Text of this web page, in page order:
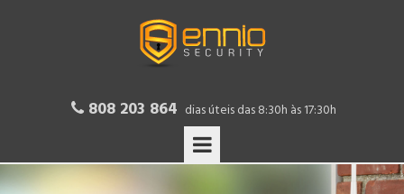
 808 203 864 dias úteis das 8:30h às 17:30h